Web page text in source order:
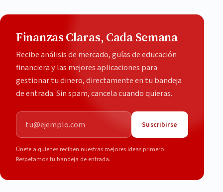
Finanzas Claras, Cada Semana
Recibe análisis de mercado, guías de educación
financiera y las mejores aplicaciones para
gestionar tu dinero, directamente en tu bandeja
de entrada. Sin spam, cancela cuando quieras.
Correo electrónico
Suscribirse
Únete a quienes reciben nuestras mejores ideas primero.
Respetamos tu bandeja de entrada.